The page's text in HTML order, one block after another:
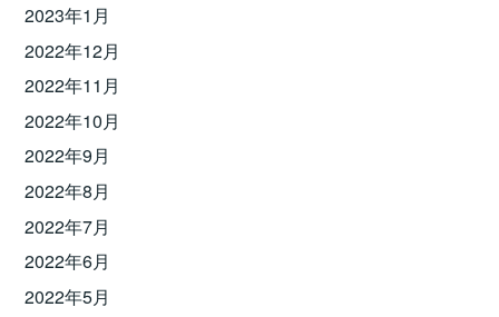
2023年1月
2022年12月
2022年11月
2022年10月
2022年9月
2022年8月
2022年7月
2022年6月
2022年5月